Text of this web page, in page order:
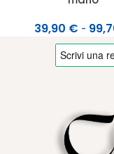
39,90 € -